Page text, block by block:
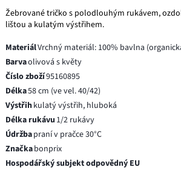
Žebrované tričko s polodlouhým rukávem,
lištou a kulatým výstřihem.
MateriálVrchný materiál: 100% bavlna
Barvaolivová s květy
Číslo zboží95160895
Délka58 cm (ve vel. 40/42)
Výstřihkulatý výstřih, hluboká
Délka rukávu 1/2 rukávy
Údržbapraní v pračce 30°C
Značkabonprix
Hospodářský subjekt odpovědný EU